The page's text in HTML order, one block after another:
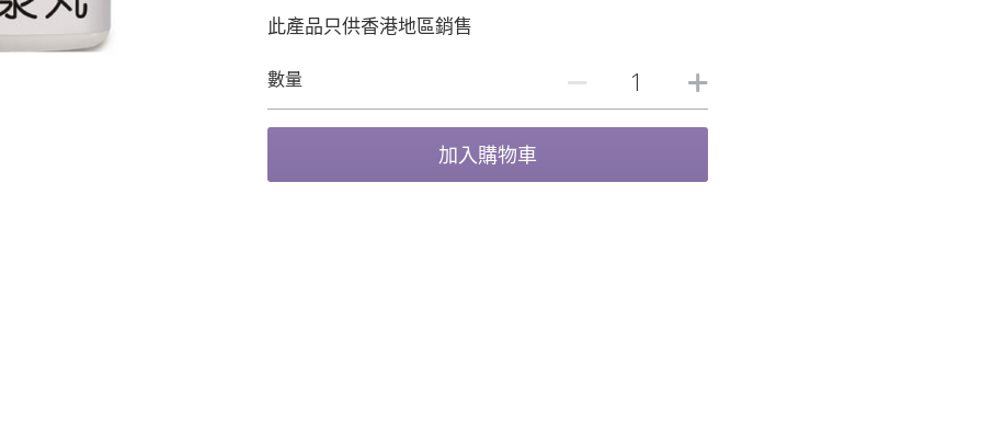
此產品只供香港地區銷售
數量
加入購物車